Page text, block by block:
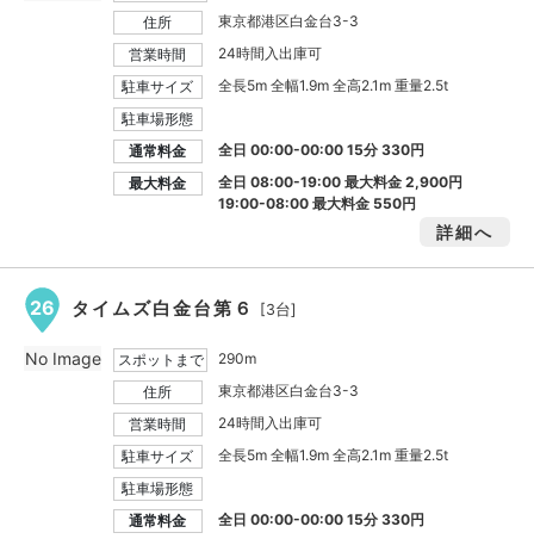
住所
東京都港区白金台3-3
営業時間
24時間入出庫可
駐車サイズ
全長5m 全幅1.9m 全高2.1m 重量2.5t
駐車場形態
通常料金
全日 00:00-00:00 15分 330円
最大料金
全日 08:00-19:00 最大料金2,900円
19:00-08:00 最大料金 550円
詳細へ
26 タイムズ白金台第６ [3台]
スポットまで
290m
住所
東京都港区白金台3-3
営業時間
24時間入出庫可
駐車サイズ
全長5m 全幅1.9m 全高2.1m 重量2.5t
駐車場形態
通常料金
全日 00:00-00:00 15分 330円
No Image